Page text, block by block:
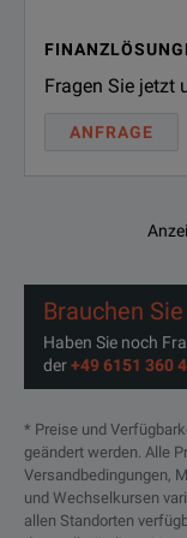
Fragen Sie jetzt
ANFRAGE
Brauchen
Haben Sie noch
der+49 6151 360
* Preise und
geändert werden. Alle
Versandbedingungen,
und Wechselkursen
allen Standorten
15NN50-1.5C
15KKF50-1.5A
15RKKF50-1.5A
SPECIFICATIONS
Phase-Stable
Extension
Series Overview
Anritsu Cable